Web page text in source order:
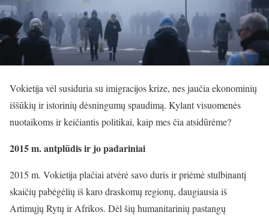
Vokietija vėl susiduria su imigracijos krize, nes jaučia ekonominių
iššūkių ir istorinių dėsningumų spaudimą. Kylant visuomenės
nuotaikoms ir keičiantis politikai, kaip mes čia atsidūrėme?
2015 m. antplūdis ir jo padariniai
2015 m. Vokietija plačiai atvėrė savo duris ir priėmė stulbinantį
skaičių pabėgėlių iš karo draskomų regionų, daugiausia iš
Artimųjų Rytų ir Afrikos. Dėl šių humanitarinių pastangų